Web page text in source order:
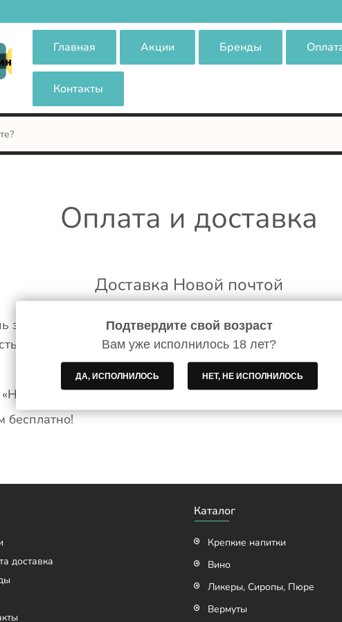
Главная Акции Бренды
Контакты
Оплата и доставка
Доставка Новой почтой
заказа до 18-00!!! Заказы которые были обработаны
в наличии.
почты». Стоимость доставки по тарифам «Новой
бесплатно!
доставка
Каталог
Крепкие напитки
Вино
Ликеры, Сиропы, Пюре
Вермуты
Подтвердите свой возраст
Вам уже исполнилось 18 лет?
ДА, ИСПОЛНИЛОСЬ НЕТ, НЕ ИСПОЛНИЛОСЬ